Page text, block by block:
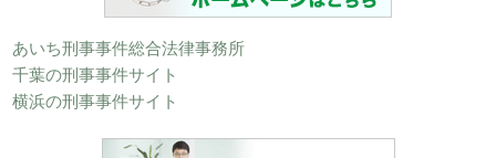
あいち刑事事件総合法律事務所
千葉の刑事事件サイト
横浜の刑事事件サイト